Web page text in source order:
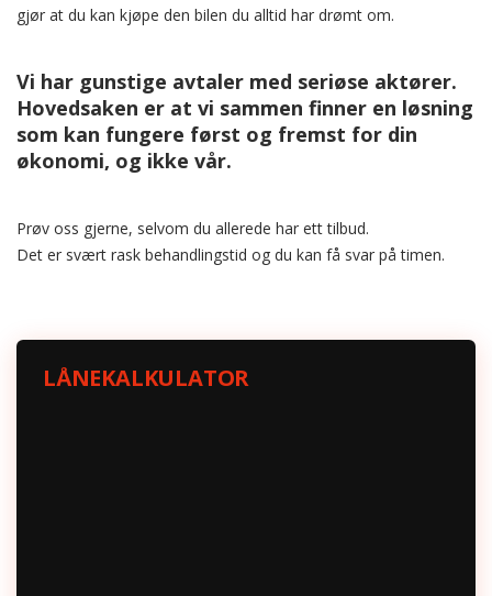
gjør at du kan kjøpe den bilen du alltid har drømt om.
Vi har gunstige avtaler med seriøse aktører.
Hovedsaken er at vi sammen finner en løsning
som kan fungere først og fremst for din
økonomi, og ikke vår.
Prøv oss gjerne, selvom du allerede har ett tilbud.
Det er svært rask behandlingstid og du kan få svar på timen.
LÅNEKALKULATOR